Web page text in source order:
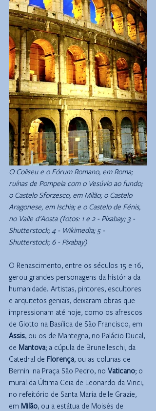
O Coliseu e o Fórum Romano, em Roma;
ruínas de Pompeia com o Vesúvio ao fundo;
o Castelo Sforzesco, em Milão; o Castelo
Aragonese, em Ischia; e o Castelo de Fénis,
no Valle d'Aosta (fotos: 1 e 2 - Pixabay; 3 -
Shutterstock; 4 - Wikimedia; 5 -
Shutterstock; 6 - Pixabay)
O Renascimento, entre os séculos 15 e 16,
gerou grandes personagens da história da
humanidade. Artistas, pintores, escultores
e arquitetos geniais, deixaram obras que
impressionam até hoje, como os afrescos
de Giotto na Basílica de São Francisco, em
Assis, ou os de Mantegna, no Palácio Ducal,
de Mantova; a cúpula de Brunelleschi, da
Catedral de Florença, ou as colunas de
Bernini na Praça São Pedro, no Vaticano; o
mural da Última Ceia de Leonardo da Vinci,
no refeitório de Santa Maria delle Grazie,
em Milão, ou a estátua de Moisés de